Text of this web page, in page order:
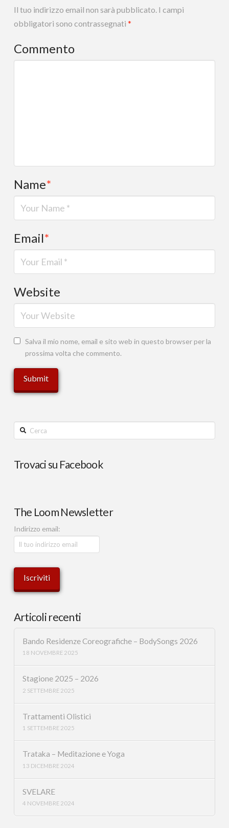
Il tuo indirizzo email non sarà pubblicato. I campi
obbligatori sono contrassegnati *
Commento
Name*
Email*
Website
Salva il mio nome, email e sito web in questo browser per la
prossima volta che commento.
Cerca
Trovaci su Facebook
The Loom Newsletter
Indirizzo email:
Articoli recenti
Bando Residenze Coreografiche – BodySongs 2026
18 NOVEMBRE 2025
Stagione 2025 – 2026
2 SETTEMBRE 2025
Trattamenti Olistici
1 SETTEMBRE 2025
Trataka – Meditazione e Yoga
13 DICEMBRE 2024
SVELARE
4 NOVEMBRE 2024